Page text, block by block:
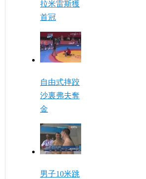
拉米雷斯獲
首冠
自由式摔跤
沙裏弗夫奪
金
男子10米跳